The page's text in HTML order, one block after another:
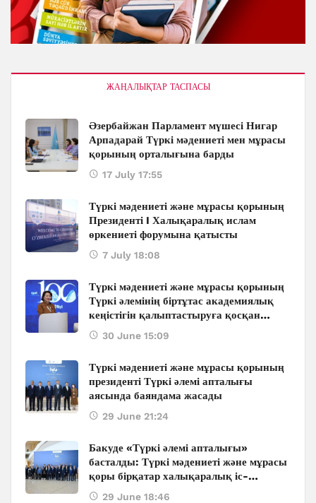
ЖАҢАЛЫҚТАР ТАСПАСЫ
Әзербайжан Парламент мүшесі Нигар
Арпадарай Түркі мәдениеті мен мұрасы
қорының орталығына барды
17 July 17:55
Түркі мәдениеті және мұрасы қорының
Президенті I Халықаралық ислам
өркениеті форумына қатысты
7 July 18:08
Түркі мәдениеті және мұрасы қорының
Түркі әлемінің біртұтас академиялық
кеңістігін қалыптастыруға қосқан
ауқымды қолдауы: Бакуде өтіп жатқан
халықаралық конференцияның
30 June 15:09
Түркі мәдениеті және мұрасы қорының
президенті Түркі әлемі апталығы
аясында баяндама жасады
29 June 21:24
Бакуде «Түркі әлемі апталығы»
басталды: Түркі мәдениеті және мұрасы
қоры бірқатар халықаралық іс-
шараларды ұйымдастырады
29 June 18:46